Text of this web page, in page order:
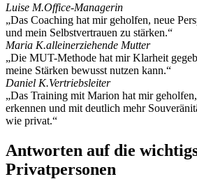
Luise M.Office-Managerin
„Das Coaching hat mir geholfen, neue
und mein Selbstvertrauen zu stärken.“
Maria K.alleinerziehende Mutter
„Die MUT-Methode hat mir Klarheit
meine Stärken bewusst nutzen kann.“
Daniel K.Vertriebsleiter
„Das Training mit Marion hat mir
erkennen und mit deutlich mehr
wie privat.“
Antworten auf die
Privatpersonen